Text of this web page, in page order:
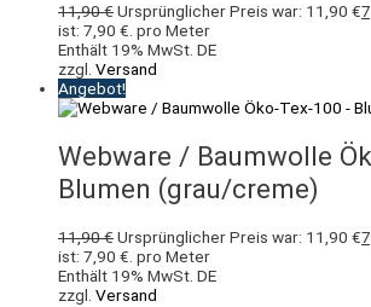
11,90€Ursprünglicher Preis war: 11,90 €
ist: 7,90 €. pro Meter
Enthält 19% MwSt. DE
zzgl. Versand
Angebot!
Webware / Baumwolle
Blumen (grau/creme)
11,90€Ursprünglicher Preis war: 11,90 €
ist: 7,90 €. pro Meter
Enthält 19% MwSt. DE
zzgl. Versand